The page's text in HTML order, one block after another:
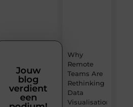
Why
Remote
Teams Are
Rethinking
Data
Visualisation
Jouw
blog
verdient
een